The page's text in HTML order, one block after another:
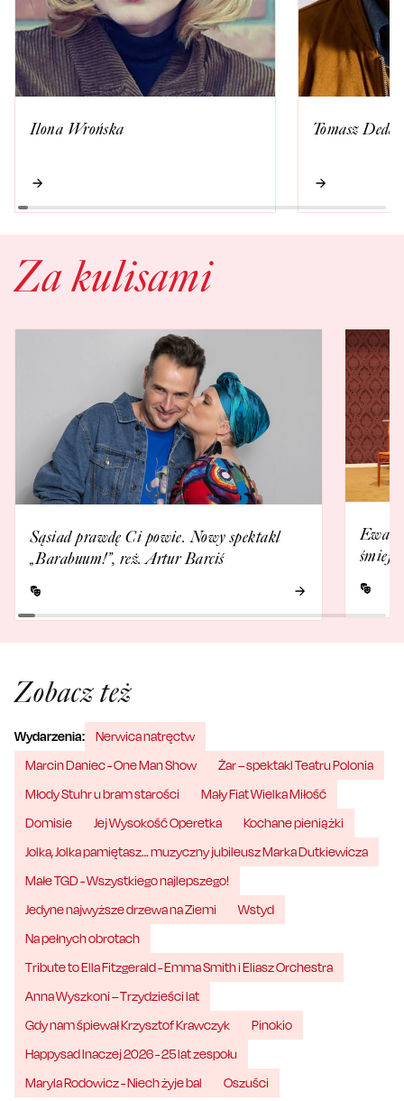
Ilona Wrońska Tomasz Dedek
Za kulisami
Sąsiad prawdę Ci powie. Nowy spektakl
„Barabuum!”, reż. Artur Barciś
Ewa
śmieje
Zobacz też
Wydarzenia:
Nerwica natręctw
Marcin Daniec - One Man Show
Żar – spektakl Teatru Polonia
Młody Stuhr u bram starości
Mały Fiat Wielka Miłość
Domisie
Jej Wysokość Operetka
Kochane pieniążki
Jolka, Jolka pamiętasz… muzyczny jubileusz Marka Dutkiewicza
Małe TGD - Wszystkiego najlepszego!
Jedyne najwyższe drzewa na Ziemi
Wstyd
Na pełnych obrotach
Tribute to Ella Fitzgerald - Emma Smith i Eliasz Orchestra
Anna Wyszkoni – Trzydzieści lat
Gdy nam śpiewał Krzysztof Krawczyk
Pinokio
Happysad Inaczej 2026 - 25 lat zespołu
Maryla Rodowicz - Niech żyje bal
Oszuści